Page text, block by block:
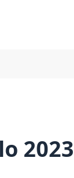
2023